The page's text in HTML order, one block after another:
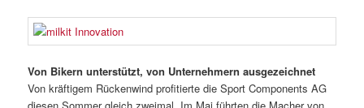
Von Bikern unterstützt, von Unternehmern ausgezeichnet
Von kräftigem Rückenwind profitierte die Sport Components AG